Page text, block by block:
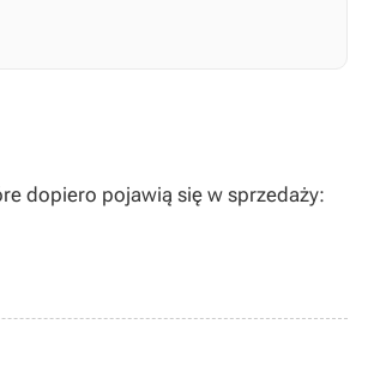
dopiero pojawią się w sprzedaży: